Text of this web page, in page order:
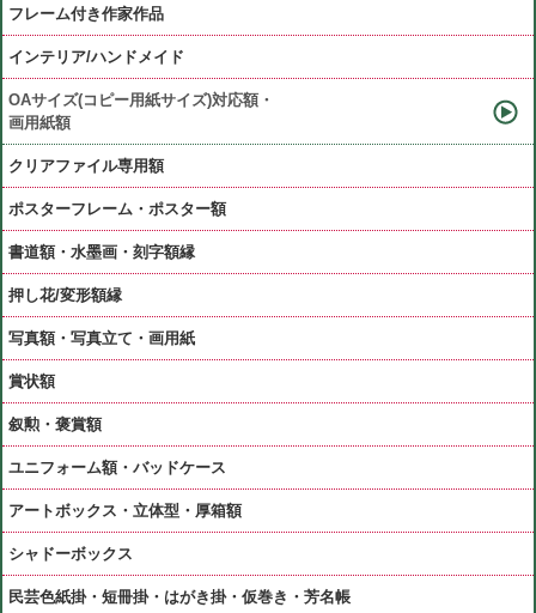
フレーム付き作家作品
インテリア/ハンドメイド
OAサイズ(コピー用紙サイズ)対応額・
画用紙額
クリアファイル専用額
ポスターフレーム・ポスター額
書道額・水墨画・刻字額縁
押し花/変形額縁
写真額・写真立て・画用紙
賞状額
叙勲・褒賞額
ユニフォーム額・バッドケース
アートボックス・立体型・厚箱額
シャドーボックス
民芸色紙掛・短冊掛・はがき掛・仮巻き・芳名帳